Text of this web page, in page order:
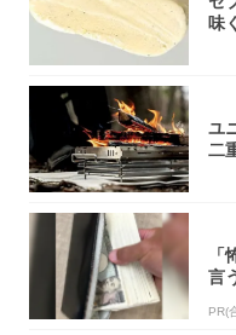
味
ユ
二
言
PR(